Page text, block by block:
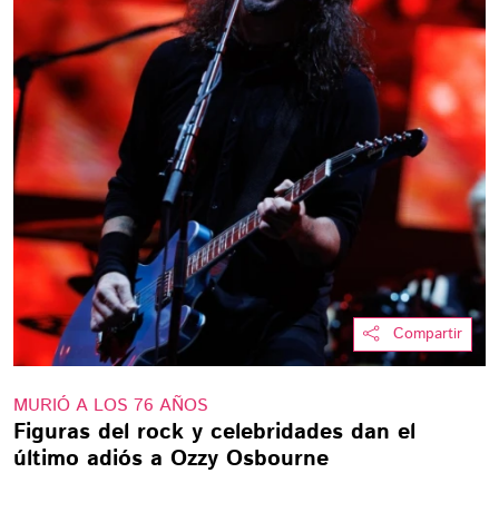
Compartir
MURIÓ A LOS 76 AÑOS
Figuras del rock y celebridades dan el
último adiós a Ozzy Osbourne